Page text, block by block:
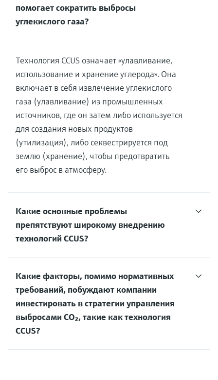
помогает сократить выбросы
углекислого газа?
Технология CCUS означает «улавливание,
использование и хранение углерода». Она
включает в себя извлечение углекислого
газа (улавливание) из промышленных
источников, где он затем либо используется
для создания новых продуктов
(утилизация), либо секвестрируется под
землю (хранение), чтобы предотвратить
его выброс в атмосферу.
Какие основные проблемы
препятствуют широкому внедрению
технологий CCUS?
Какие факторы, помимо нормативных
требований, побуждают компании
инвестировать в стратегии управления
выбросами CO₂, такие как технология
CCUS?